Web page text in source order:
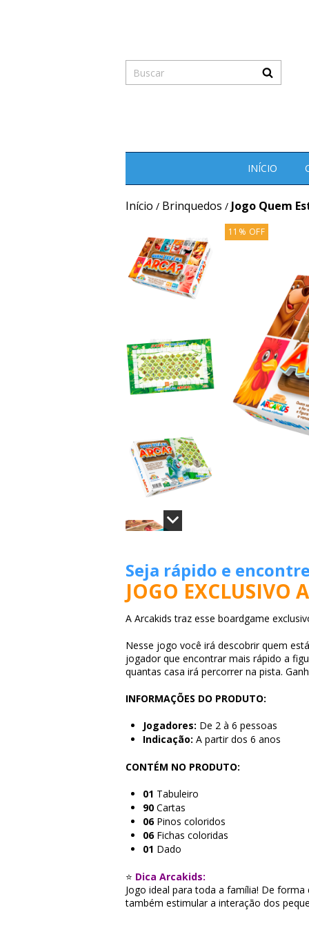
INÍCIO
Início / Brinquedos / Jogo Quem
11 % OFF
Seja rápido e
JOGO EXCLUSIVO
A Arcakids traz esse boardgame
Nesse jogo você irá descobrir quem
jogador que encontrar mais rápido a
quantas casa irá percorrer na pista.
INFORMAÇÕES DO PRODUTO:
Jogadores: De 2 à 6 pessoas
Indicação: A partir dos 6 anos
CONTÉM NO PRODUTO:
01 Tabuleiro
90 Cartas
06Pinos coloridos
06Fichas coloridas
01 Dado
⭐ Dica Arcakids:
Jogo ideal para toda a família! De
também estimular a interação dos